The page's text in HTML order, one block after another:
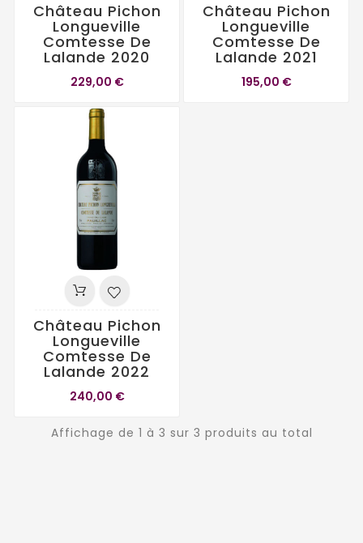
Château Pichon
Longueville
Comtesse De
Lalande 2020
229,00 €
Château Pichon
Longueville
Comtesse De
Lalande 2021
195,00 €
Château Pichon
Longueville
Comtesse De
Lalande 2022
240,00 €
Affichage de 1 à 3 sur 3 produits au total